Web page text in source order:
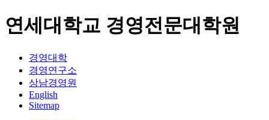
연세대학교 경영전문대학원
경영대학
경영연구소
상남경영원
English
Sitemap